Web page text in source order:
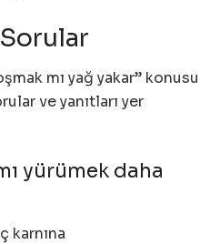
mı yağ yakar” konusu
ve yanıtları yer
yürümek daha
karnına